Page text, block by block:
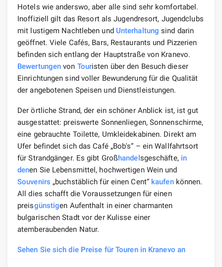
Hotels wie anderswo, aber alle sind sehr komfortabel.
Inoffiziell gilt das Resort als Jugendresort, Jugendclubs
mit lustigem Nachtleben und Unterhaltung sind darin
geöffnet. Viele Cafés, Bars, Restaurants und Pizzerien
befinden sich entlang der Hauptstraße von Kranevo.
Bewertungen von Touristen über den Besuch dieser
Einrichtungen sind voller Bewunderung für die Qualität
der angebotenen Speisen und Dienstleistungen.
Der örtliche Strand, der ein schöner Anblick ist, ist gut
ausgestattet: preiswerte Sonnenliegen, Sonnenschirme,
eine gebrauchte Toilette, Umkleidekabinen. Direkt am
Ufer befindet sich das Café „Bob's“ – ein Wallfahrtsort
für Strandgänger. Es gibt Großhandelsgeschäfte, in
denen Sie Lebensmittel, hochwertigen Wein und
Souvenirs „buchstäblich für einen Cent“ kaufenkönnen.
All dies schafft die Voraussetzungen für einen
preisgünstigen Aufenthalt in einer charmanten
bulgarischen Stadt vor der Kulisse einer
atemberaubenden Natur.
Sehen Sie sich die Preise für Touren in Kranevo an